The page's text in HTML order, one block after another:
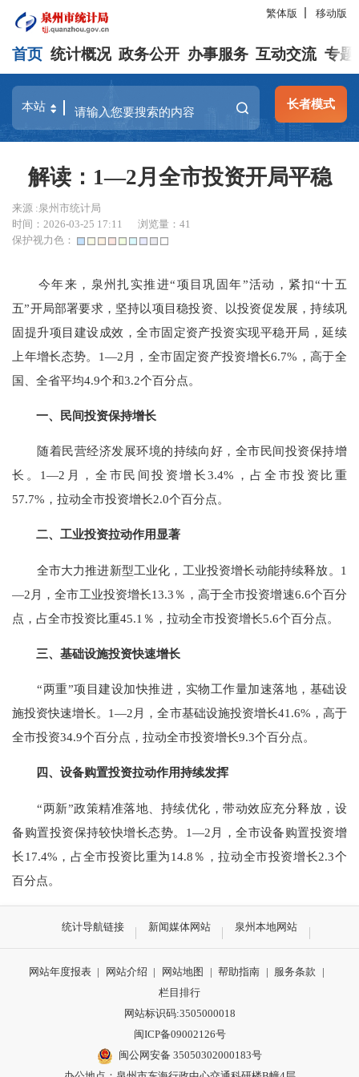
繁体版 移动版
首页 统计概况 政务公开 办事服务 互动交流 专题
长者模式
解读：1—2月全市投资开局平稳
来源 :泉州市统计局
时间：2026-03-25 17:11
浏览量：41
保护视力色：
今年来，泉州扎实推进“项目巩固年”活动，紧扣“十五
五”开局部署要求，坚持以项目稳投资、以投资促发展，持续巩
固提升项目建设成效，全市固定资产投资实现平稳开局，延续
上年增长态势。1—2月，全市固定资产投资增长6.7%，高于全
国、全省平均4.9个和3.2个百分点。
一、民间投资保持增长
随着民营经济发展环境的持续向好，全市民间投资保持增
长。1—2月，全市民间投资增长3.4%，占全市投资比重
57.7%，拉动全市投资增长2.0个百分点。
二、工业投资拉动作用显著
全市大力推进新型工业化，工业投资增长动能持续释放。1
—2月，全市工业投资增长13.3％，高于全市投资增速6.6个百分
点，占全市投资比重45.1％，拉动全市投资增长5.6个百分点。
三、基础设施投资快速增长
“两重”项目建设加快推进，实物工作量加速落地，基础设
施投资快速增长。1—2月，全市基础设施投资增长41.6%，高于
全市投资34.9个百分点，拉动全市投资增长9.3个百分点。
四、设备购置投资拉动作用持续发挥
“两新”政策精准落地、持续优化，带动效应充分释放，设
备购置投资保持较快增长态势。1—2月，全市设备购置投资增
长17.4%，占全市投资比重为14.8％，拉动全市投资增长2.3个
百分点。
统计导航链接 新闻媒体网站 泉州本地网站
网站年度报表 | 网站介绍 | 网站地图 | 帮助指南 | 服务条款
|
栏目排行
网站标识码:3505000018
闽ICP备09002126号
闽公网安备 35050302000183号